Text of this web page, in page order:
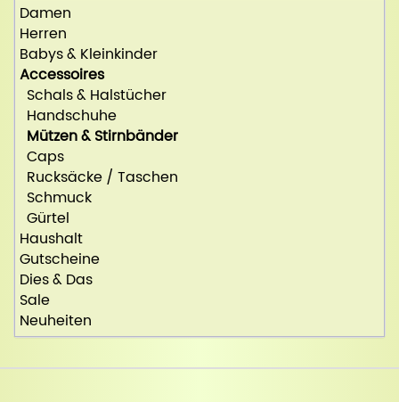
Damen
Herren
Babys & Kleinkinder
Accessoires
Schals & Halstücher
Handschuhe
Mützen & Stirnbänder
Caps
Rucksäcke / Taschen
Schmuck
Gürtel
Haushalt
Gutscheine
Dies & Das
Sale
Neuheiten